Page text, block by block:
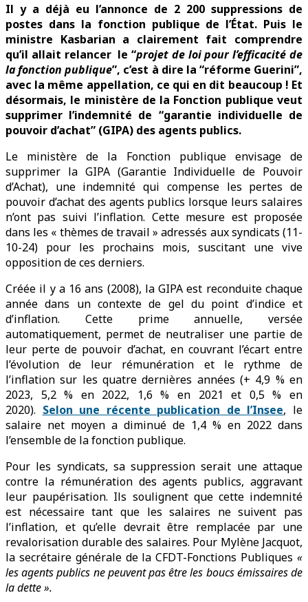
Il y a déjà eu l’annonce de 2 200 suppressions de
postes dans la fonction publique de l’État. Puis le
ministre Kasbarian a clairement fait comprendre
qu’il allait relancer le “projet de loi pour l’efficacité de
la fonction publique”, c’est à dire la “réforme Guerini”,
avec la même appellation, ce qui en dit beaucoup ! Et
désormais, le ministère de la Fonction publique veut
supprimer l’indemnité de “garantie individuelle de
pouvoir d’achat” (GIPA) des agents publics.
Le ministère de la Fonction publique envisage de
supprimer la GIPA (Garantie Individuelle de Pouvoir
d’Achat), une indemnité qui compense les pertes de
pouvoir d’achat des agents publics lorsque leurs salaires
n’ont pas suivi l’inflation. Cette mesure est proposée
dans les « thèmes de travail » adressés aux syndicats (11-
10-24) pour les prochains mois, suscitant une vive
opposition de ces derniers.
Créée il y a 16 ans (2008), la GIPA est reconduite chaque
année dans un contexte de gel du point d’indice et
d’inflation. Cette prime annuelle, versée
automatiquement, permet de neutraliser une partie de
leur perte de pouvoir d’achat, en couvrant l’écart entre
l’évolution de leur rémunération et le rythme de
l’inflation sur les quatre dernières années (+ 4,9 % en
2023, 5,2 % en 2022, 1,6 % en 2021 et 0,5 % en
2020). Selon une récente publication de l’Insee, le
salaire net moyen a diminué de 1,4 % en 2022 dans
l’ensemble de la fonction publique.
Pour les syndicats, sa suppression serait une attaque
contre la rémunération des agents publics, aggravant
leur paupérisation. Ils soulignent que cette indemnité
est nécessaire tant que les salaires ne suivent pas
l’inflation, et qu’elle devrait être remplacée par une
revalorisation durable des salaires. Pour Mylène Jacquot,
la secrétaire générale de la CFDT-Fonctions Publiques «
les agents publics ne peuvent pas être les boucs émissaires de
la dette ».